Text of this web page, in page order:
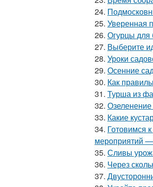
24.
25. Уверенная
26. Огурцы для
27. Выберите
28. Уроки
29. Осенние
30. Как
31. Турша из
32. Озеленение
33. Какие
34. Готовимся
мероприятий —
35. Сливы
36. Через
37.